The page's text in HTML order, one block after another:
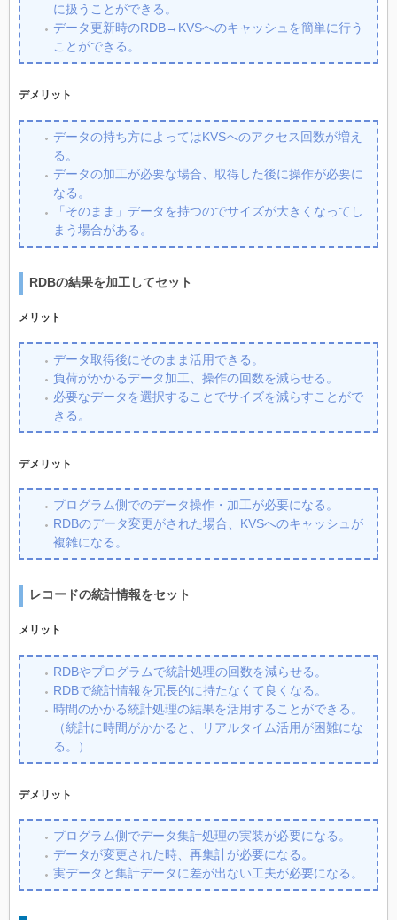
に扱うことができる。
データ更新時のRDB→KVSへのキャッシュを簡単に行う
ことができる。
デメリット
データの持ち方によってはKVSへのアクセス回数が増え
る。
データの加工が必要な場合、取得した後に操作が必要に
なる。
「そのまま」データを持つのでサイズが大きくなってし
まう場合がある。
RDBの結果を加工してセット
メリット
データ取得後にそのまま活用できる。
負荷がかかるデータ加工、操作の回数を減らせる。
必要なデータを選択することでサイズを減らすことがで
きる。
デメリット
プログラム側でのデータ操作・加工が必要になる。
RDBのデータ変更がされた場合、KVSへのキャッシュが
複雑になる。
レコードの統計情報をセット
メリット
RDBやプログラムで統計処理の回数を減らせる。
RDBで統計情報を冗長的に持たなくて良くなる。
時間のかかる統計処理の結果を活用することができる。
（統計に時間がかかると、リアルタイム活用が困難にな
る。）
デメリット
プログラム側でデータ集計処理の実装が必要になる。
データが変更された時、再集計が必要になる。
実データと集計データに差が出ない工夫が必要になる。